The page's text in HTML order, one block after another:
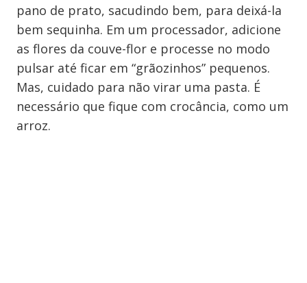
pano de prato, sacudindo bem, para deixá-la
bem sequinha. Em um processador, adicione
as flores da couve-flor e processe no modo
pulsar até ficar em “grãozinhos” pequenos.
Mas, cuidado para não virar uma pasta. É
necessário que fique com crocância, como um
arroz.